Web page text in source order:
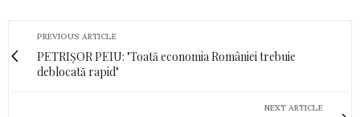
PREVIOUS ARTICLE
PETRIȘOR PEIU: "Toată economia României trebuie
deblocată rapid"
NEXT ARTICLE